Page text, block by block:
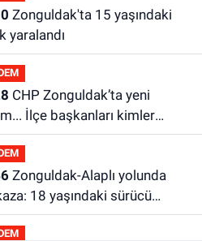
yaralandı
İlçe başkanları kimler
Zonguldak-Alaplı yolunda
18 yaşındaki sürücü
kaybetti